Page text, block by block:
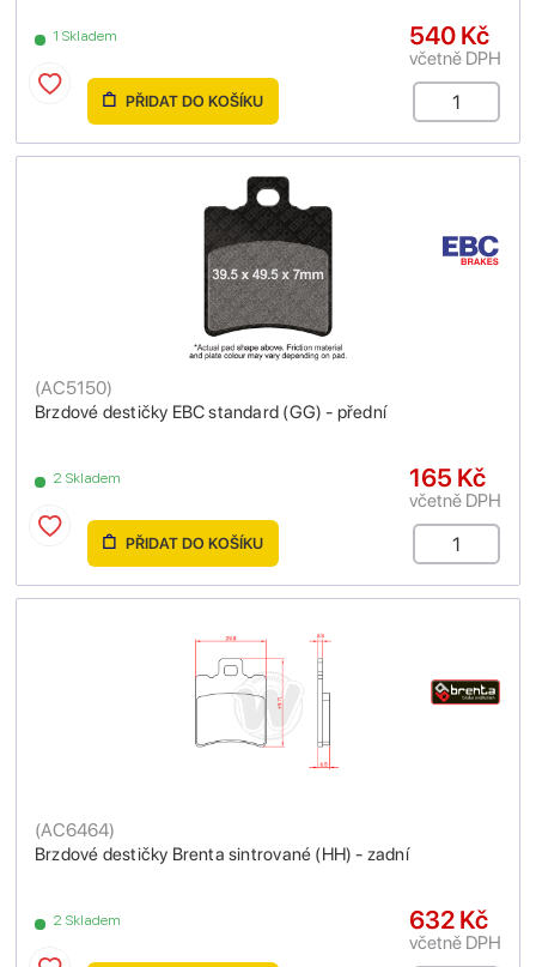
1 Skladem 540 Kč
včetně DPH
PŘIDAT DO KOŠÍKU
Brzdové destičky EBC standard (GG) - přední
(AC5150)
2 Skladem 165 Kč
včetně DPH
PŘIDAT DO KOŠÍKU
Brzdové destičky Brenta sintrované (HH) - zadní
(AC6464)
2 Skladem 632 Kč
včetně DPH